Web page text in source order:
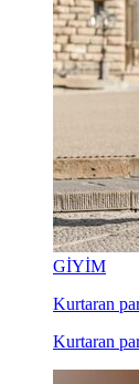
GİYİM
Kurtaran
Kurtaran